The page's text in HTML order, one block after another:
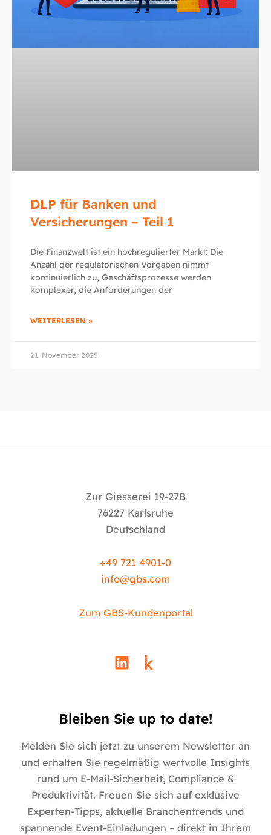
DLP für Banken und
Versicherungen – Teil 1
Die Finanzwelt ist ein hochregulierter Markt: Die
Anzahl der regulatorischen Vorgaben nimmt
kontinuierlich zu, Geschäftsprozesse werden
komplexer, die Anforderungen der
WEITERLESEN »
21. November 2025
Zur Giesserei 19-27B
76227 Karlsruhe
Deutschland
+49 721 4901-0
info@gbs.com
Zum GBS-Kundenportal
L
i
e
i
n
Bleiben Sie up to date!
Melden Sie sich jetzt zu unserem Newsletter an
und erhalten Sie regelmäßig wertvolle Insights
rund um E-Mail-Sicherheit, Compliance &
Produktivität. Freuen Sie sich auf exklusive
Experten-Tipps, aktuelle Branchentrends und
spannende Event-Einladungen – direkt in Ihrem